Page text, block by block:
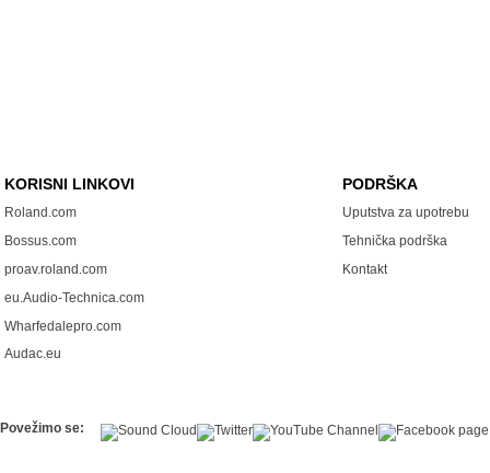
KORISNI LINKOVI
Roland.com
Bossus.com
proav.roland.com
eu.Audio-Technica.com
Wharfedalepro.com
Audac.eu
PODRŠKA
Uputstva za upotrebu
Tehnička podrška
Kontakt
Povežimo se: